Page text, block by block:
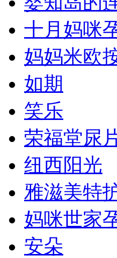
十月妈咪
妈妈米欧
如期
笑乐
荣福堂尿
纽西阳光
雅滋美特
妈咪世家
安朵